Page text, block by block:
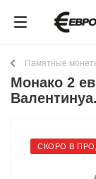
Памятные
Монако 2
СКОРО В